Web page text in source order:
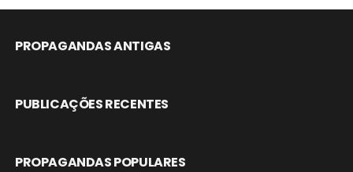
PROPAGANDAS ANTIGAS
PUBLICAÇÕES RECENTES
PROPAGANDAS POPULARES